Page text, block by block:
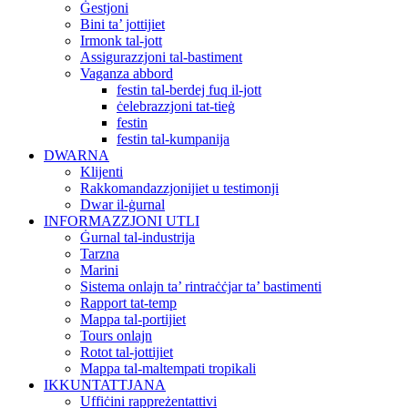
Ġestjoni
Bini ta’ jottijiet
Irmonk tal-jott
Assigurazzjoni tal-bastiment
Vaganza abbord
festin tal-berdej fuq il-jott
ċelebrazzjoni tat-tieġ
festin
festin tal-kumpanija
DWARNA
Klijenti
Rakkomandazzjonijiet u testimonji
Dwar il-ġurnal
INFORMAZZJONI UTLI
Ġurnal tal-industrija
Tarzna
Marini
Sistema onlajn ta’ rintraċċjar ta’ bastimenti
Rapport tat-temp
Mappa tal-portijiet
Tours onlajn
Rotot tal-jottijiet
Mappa tal-maltempati tropikali
IKKUNTATTJANA
Uffiċini rappreżentattivi